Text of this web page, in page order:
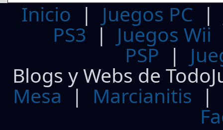
Inicio | Juegos PC
PS3| Juegos Wii
PSP |
Blogs y Webs de
Mesa | Marcianitis |